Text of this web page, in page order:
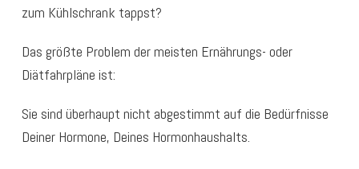
zum Kühlschrank tappst?
Das größte Problem der meisten Ernährungs- oder
Diätfahrpläne ist:
Sie sind überhaupt nicht abgestimmt auf die Bedürfnisse
Deiner Hormone, Deines Hormonhaushalts.